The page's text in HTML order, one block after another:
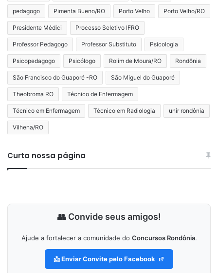
pedagogo Pimenta Bueno/RO Porto Velho Porto Velho/RO
Presidente Médici Processo Seletivo IFRO
Professor Pedagogo Professor Substituto Psicologia
Psicopedagogo Psicólogo Rolim de Moura/RO Rondônia
São Francisco do Guaporé -RO São Miguel do Guaporé
Theobroma RO Técnico de Enfermagem
Técnico em Enfermagem Técnico em Radiologia unir rondônia
Vilhena/RO
Curta nossa página
👥 Convide seus amigos!
Ajude a fortalecer a comunidade do Concursos Rondônia.
📩 Enviar Convite pelo Facebook